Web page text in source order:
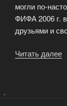
могли по-
ФИФА 2006 г.
друзьями и
Читать далее
.